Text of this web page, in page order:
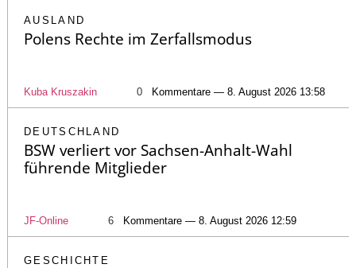
AUSLAND
Polens Rechte im Zerfallsmodus
Kuba Kruszakin 0 Kommentare — 8. August 2026 13:58
DEUTSCHLAND
BSW verliert vor Sachsen-Anhalt-Wahl
führende Mitglieder
JF-Online 6 Kommentare — 8. August 2026 12:59
GESCHICHTE